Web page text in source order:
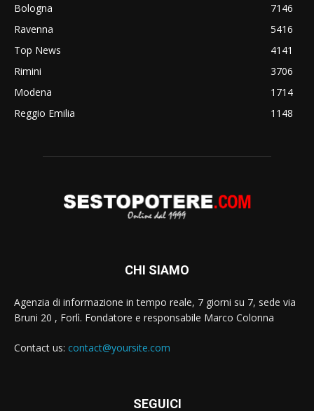
Bologna
7146
Ravenna
5416
Top News
4141
Rimini
3706
Modena
1714
Reggio Emilia
1148
CHI SIAMO
Agenzia di informazione in tempo reale, 7 giorni su 7, sede via
Bruni 20 , Forlì. Fondatore e responsabile Marco Colonna
Contact us: contact@yoursite.com
SEGUICI